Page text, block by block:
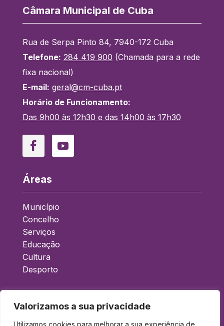
Valorizamos a sua privacidade
Utilizamos cookies para melhorar a sua experiência de
Câmara Municipal de Cuba
Rua de Serpa Pinto 84, 7940-172 Cuba
Telefone: 284 419 900 (Chamada para a rede
fixa nacional)
E-mail: geral@cm-cuba.pt
Horário de Funcionamento:
Das 9h00 às 12h30 e das 14h00 às 17h30
FacebookYouTube
Áreas
Município
Concelho
Serviços
Educação
Cultura
Desporto